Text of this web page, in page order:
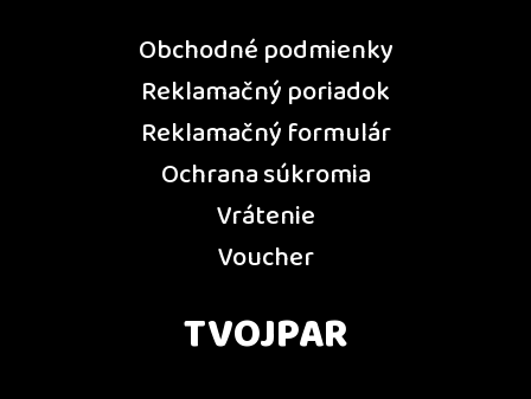
Obchodné podmienky
Reklamačný poriadok
Reklamačný formulár
Ochrana súkromia
Vrátenie
Voucher
TVOJPAR